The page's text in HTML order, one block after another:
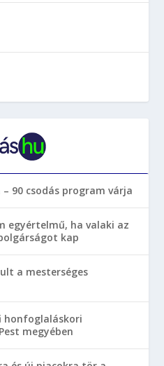
90 csodás program várja
egyértelmű, ha valaki az
kap
a mesterséges
honfoglaláskori
megyében